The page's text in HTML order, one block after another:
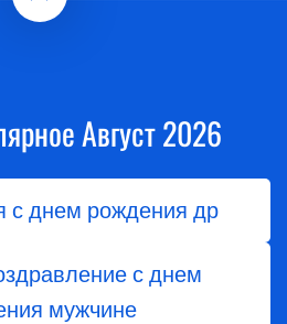
Август 2026
с днем рождения др
с днем
мужчине